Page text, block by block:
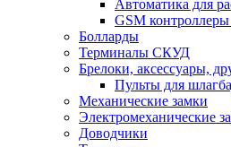
Автоматика для
GSM контроллеры
Болларды
Терминалы СКУД
Брелоки, аксессуары,
Пульты для
Механические замки
Электромеханические
Доводчики